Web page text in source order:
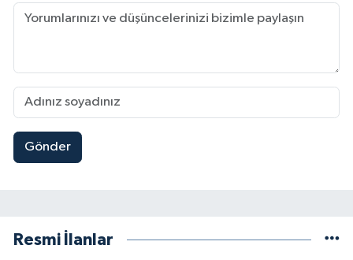
Gönder
Resmi İlanlar